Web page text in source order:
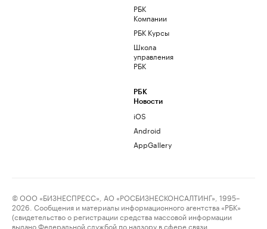
РБК
Компании
РБК Курсы
Школа
управления
РБК
РБК
Новости
iOS
Android
AppGallery
© ООО «БИЗНЕСПРЕСС», АО «РОСБИЗНЕСКОНСАЛТИНГ», 1995–
2026. Сообщения и материалы информационного агентства «РБК»
(свидетельство о регистрации средства массовой информации
выдано Федеральной службой по надзору в сфере связи,